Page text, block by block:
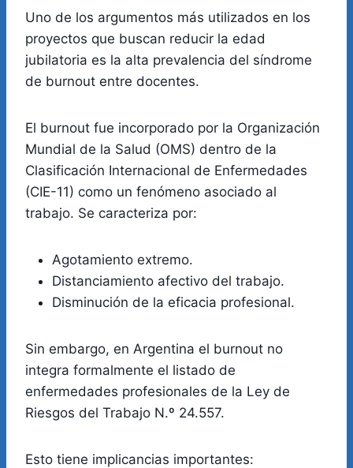
Uno de los argumentos más utilizados en los
proyectos que buscan reducir la edad
jubilatoria es la alta prevalencia del síndrome
de burnout entre docentes.
El burnout fue incorporado por la Organización
Mundial de la Salud (OMS) dentro de la
Clasificación Internacional de Enfermedades
(CIE-11) como un fenómeno asociado al
trabajo. Se caracteriza por:
Agotamiento extremo.
Distanciamiento afectivo del trabajo.
Disminución de la eficacia profesional.
Sin embargo, en Argentina el burnout no
integra formalmente el listado de
enfermedades profesionales de la Ley de
Riesgos del Trabajo N.º 24.557.
Esto tiene implicancias importantes: